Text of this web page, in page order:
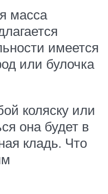
масса
имеется
или булочка
коляску или
она будет в
кладь. Что